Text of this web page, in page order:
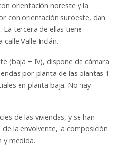
orientación noreste y la
con orientación suroeste, dan
La tercera de ellas tiene
Valle Inclán.
(baja + IV), dispone de cámara
por planta de las plantas 1
en planta baja. No hay
de las viviendas, y se han
la envolvente, la composición
y medida.